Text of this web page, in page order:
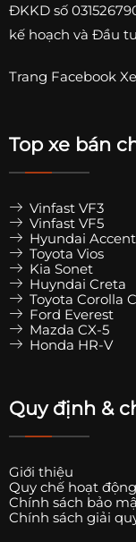
ĐKKD số
kế hoạch và Đầu
Trang Facebook
Top xe bán
Vinfast VF3
Vinfast VF5
Hyundai Accent
Toyota Vios
Kia Sonet
Huyndai Creta
Toyota Corolla
Ford Everest
Mazda CX-5
Honda HR-V
Quy định &
Giới thiệu
Quy chế hoạt động
Chính sách bảo
Chính sách giải